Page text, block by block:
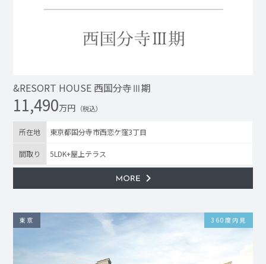
&RESORT HOUSE 西国分寺Ⅲ期
11,490万円 （税込）
所在地 東京都国分寺市西恋ケ窪3丁目
間取り 5LDK+屋上テラス
東京 360度内見